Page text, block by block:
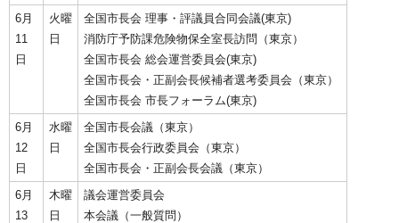
6月
11
日
火曜
日
全国市長会 理事・評議員合同会議(東京)
消防庁予防課危険物保全室長訪問（東京）
全国市長会 総会運営委員会(東京)
全国市長会・正副会長候補者選考委員会（東京）
全国市長会 市長フォーラム(東京)
6月
12
日
水曜
日
全国市長会議（東京）
全国市長会行政委員会（東京）
全国市長会・正副会長会議（東京）
6月
13
木曜
日
議会運営委員会
本会議（一般質問）